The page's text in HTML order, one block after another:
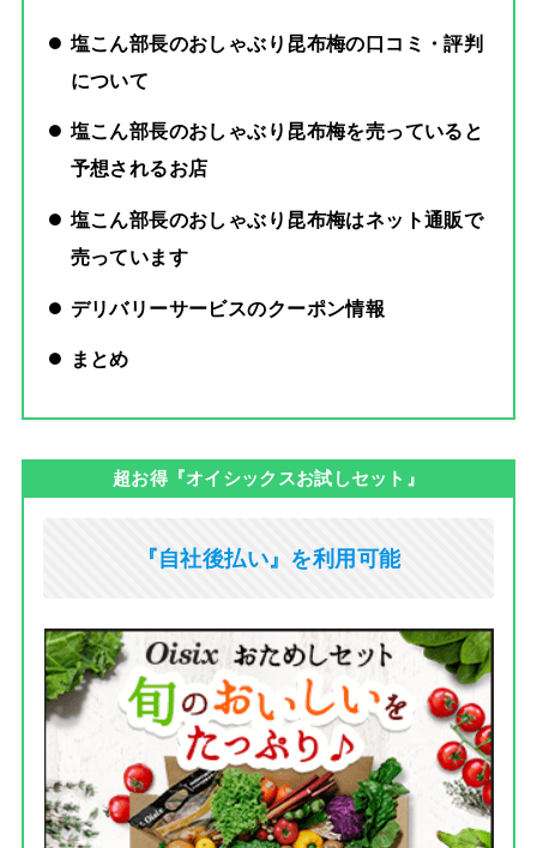
塩こん部長のおしゃぶり昆布梅の口コミ・評判
について
塩こん部長のおしゃぶり昆布梅を売っていると
予想されるお店
塩こん部長のおしゃぶり昆布梅はネット通販で
売っています
デリバリーサービスのクーポン情報
まとめ
超お得『オイシックスお試しセット』
『自社後払い』を利用可能